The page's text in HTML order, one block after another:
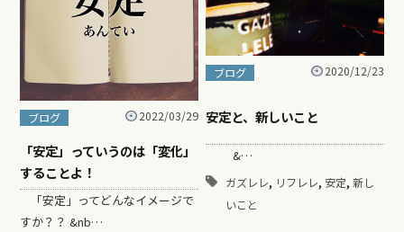
ブログ 2022/03/29
「安定」っていうのは「変化」
することよ！
「安定」ってどんなイメージで
すか？？ &nb…
ブログ 2020/12/23
安定と、新しいこと
&…
ガズレレ, リフレレ, 安定, 新し
いこと